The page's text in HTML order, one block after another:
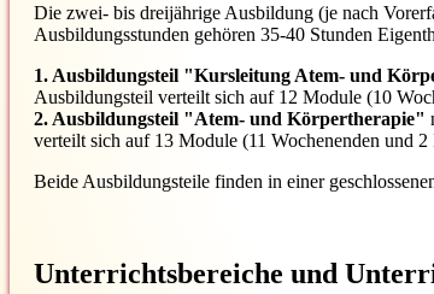
Die zwei- bis dreijährige Ausbildung (je nach
Ausbildungsstunden gehören 35-40 Stunden
1. Ausbildungsteil "Kursleitung Atem- und
Ausbildungsteil verteilt sich auf 12 Module (10
2. Ausbildungsteil "Atem- und Körpertherapie"
verteilt sich auf 13 Module (11 Wochenenden und
Beide Ausbildungsteile finden in einer
Unterrichtsbereiche und